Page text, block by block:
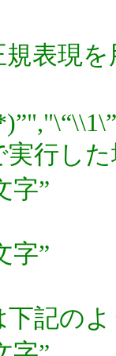
規表現
実行し
字”
字”
下記の